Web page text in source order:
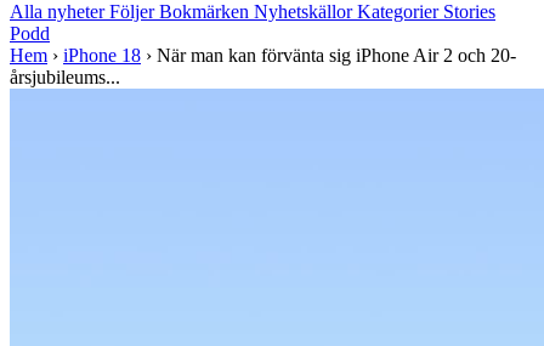
Alla nyheterFöljerBokmärken NyhetskällorKategorier Stories
Podd
Hem › iPhone 18 › När man kan förvänta sig iPhone Air 2 och 20-
årsjubileums...